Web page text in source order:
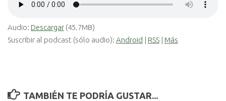
Audio: Descargar (45.7MB)
Suscribir al podcast (sólo audio): Android | RSS | Más
TAMBIÉN TE PODRÍA GUSTAR...